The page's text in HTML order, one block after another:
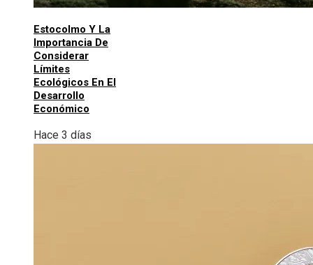
Estocolmo Y La
Importancia De
Considerar
Límites
Ecológicos En El
Desarrollo
Económico
Hace 3 días